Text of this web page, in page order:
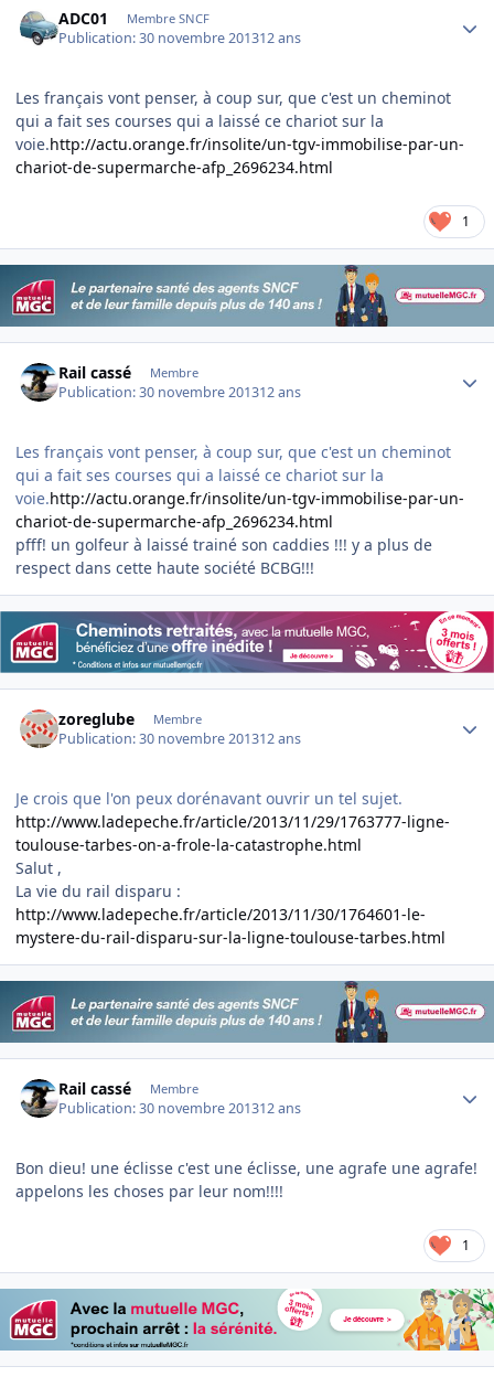
ADC01 Membre SNCF
Publication:30 novembre 201312 ans
Les français vont penser, à coup sur, que c'est un cheminot
qui a fait ses courses qui a laissé ce chariot sur la
voie.http://actu.orange.fr/insolite/un-tgv-immobilise-par-un-
chariot-de-supermarche-afp_2696234.html
1
Rail cassé Membre
Publication:30 novembre 201312 ans
Les français vont penser, à coup sur, que c'est un cheminot
qui a fait ses courses qui a laissé ce chariot sur la
voie.http://actu.orange.fr/insolite/un-tgv-immobilise-par-un-
chariot-de-supermarche-afp_2696234.html
pfff! un golfeur à laissé trainé son caddies !!! y a plus de
respect dans cette haute société BCBG!!!
zoreglube Membre
Publication:30 novembre 201312 ans
Je crois que l'on peux dorénavant ouvrir un tel sujet.
http://www.ladepeche.fr/article/2013/11/29/1763777-ligne-
toulouse-tarbes-on-a-frole-la-catastrophe.html
Salut ,
La vie du rail disparu :
http://www.ladepeche.fr/article/2013/11/30/1764601-le-
mystere-du-rail-disparu-sur-la-ligne-toulouse-tarbes.html
Rail cassé Membre
Publication:30 novembre 201312 ans
Bon dieu! une éclisse c'est une éclisse, une agrafe une agrafe!
appelons les choses par leur nom!!!!
1